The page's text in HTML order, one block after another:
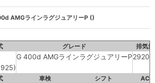
AMGラインラグジュアリーP ()
グレード 排気量
G 400d AMGラインラグジュアリーP
車検 シフト AC